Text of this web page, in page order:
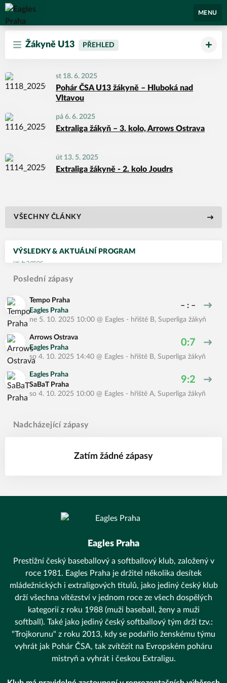
Eagles Praha
MENU
Žákyně U13 PŘEHLED
st 18. 6. 2025
Pohár ČSA U13 žákyně – Hluboká nad
Vltavou
pá 6. 6. 2025
Extraliga žákyň – 3. kolo, Arrows Ostrava
út 13. 5. 2025
Extraliga žákyně - 2. kolo Joudrs
VŠECHNY ČLÁNKY
VÝSLEDKY & AKTUÁLNÍ PROGRAM
Poslední zápasy
Tempo Praha
Eagles Praha
– : –
ne 5. 10. 2025 10:00 @ Eagles - hřiště B, Superliga žákyň
Arrows Ostrava
Eagles Praha
0:7
so 4. 10. 2025 14:40 @ Eagles - hřiště B, Superliga žákyň
Eagles Praha
SaBaT Praha
9:2
so 4. 10. 2025 10:00 @ Eagles - hřiště A, Superliga žákyň
Nadcházející zápasy
Zatím žádné zápasy
Eagles Praha
Prestižní český baseballový a softballový klub, založený v
roce 1981. Eagles Praha je držitel několika desítek
mládežnických i extraligových titulů, jako jediný český klub
drží všechna vítězství v jednom roce ze všech dospělých
kategorií z roku 1988 (muži baseball, ženy a muži
softball). Také jako jediný český softballový tým drží tzv.:
"Trojkorunu" z roku 2013, kdy se podařilo ženskému týmu
vyhrát jak Pohár ČSA, tak zvítězit na Evropském poháru
mistryň a vyhrát i českou Extraligu.